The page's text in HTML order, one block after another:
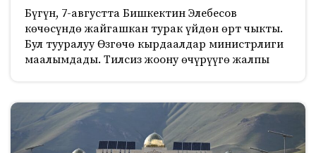
Бүгүн, 7-августта Бишкектин Элебесов
көчөсүндө жайгашкан турак үйдөн өрт чыкты.
Бул тууралуу Өзгөчө кырдаалдар министрлиги
маалымдады. Тилсиз жоону өчүрүүгө жалпы